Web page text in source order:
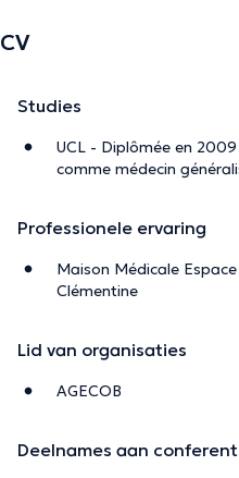
CV
Studies
UCL - Diplômée en
comme médecin
Professionele ervaring
Maison Médicale
Clémentine
Lid van organisaties
AGECOB
Deelnames aan